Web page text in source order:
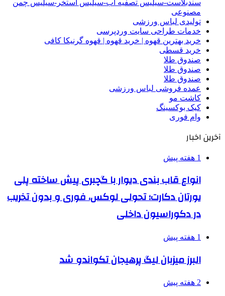
سندبلاست-سیلیس تصفیه آب-سیلیس استخر-سیلیس چمن
مصنوعی
تولیدی لباس ورزشی
خدمات طراحی سایت وردپرسی
خرید بهترین قهوه | خرید قهوه | قهوه گرنیکا کافی
خرید قسطی
صندوق طلا
صندوق طلا
صندوق طلا
عمده فروشی لباس ورزشی
کاشت مو
کیک بوکسینگ
وام فوری
آخرین اخبار
1 هفته پیش
انواع قاب بندی دیوار با گچبری پیش ساخته پلی
یورتان دکارت؛ تحولی لوکس، فوری و بدون تخریب
در دکوراسیون داخلی
1 هفته پیش
البرز میزبان لیگ پرهیجان تکواندو شد
2 هفته پیش